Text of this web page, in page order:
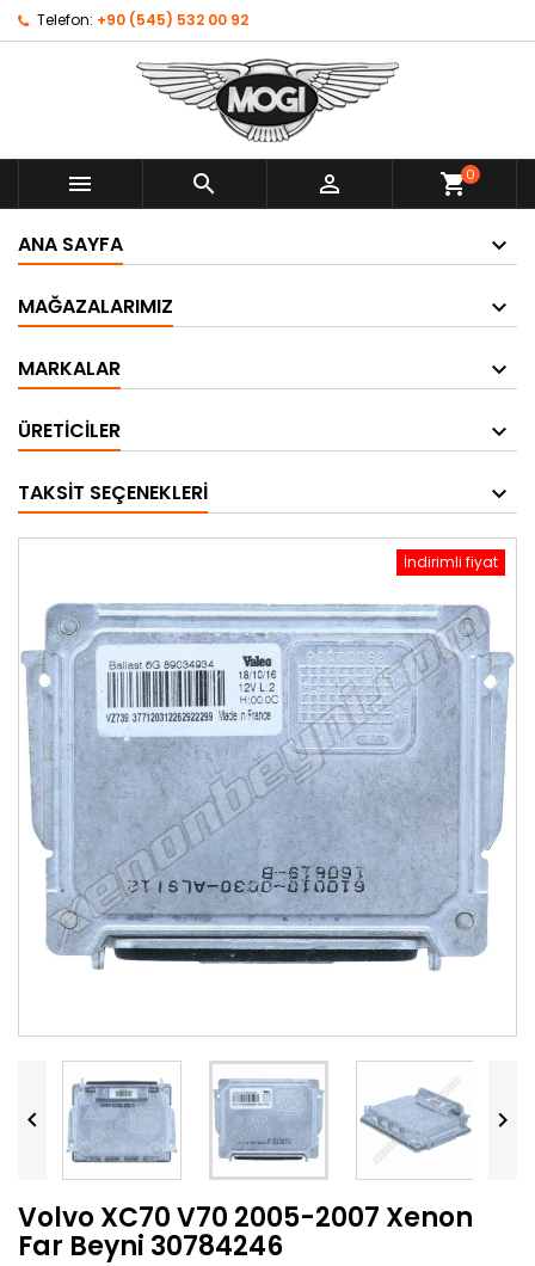
Telefon: +90 (545) 532 00 92
   shopping_cart0
ANA SAYFA
MAĞAZALARIMIZ
MARKALAR
ÜRETICILER
TAKSIT SEÇENEKLERI
İndirimli fiyat
 
Volvo XC70 V70 2005-2007 Xenon
Far Beyni 30784246